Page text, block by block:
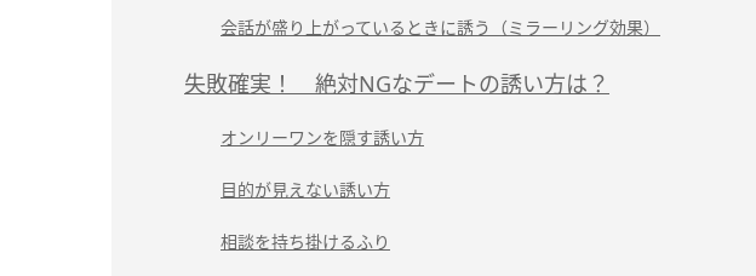
会話が盛り上がっているときに誘う（ミラーリング効果）
失敗確実！ 絶対NGなデートの誘い方は？
オンリーワンを隠す誘い方
目的が見えない誘い方
相談を持ち掛けるふり